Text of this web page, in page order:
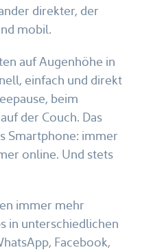
direkter, der
mobil.
auf Augenhöhe in
einfach und direkt
beim
der Couch. Das
Smartphone: immer
online. Und stets
immer mehr
in unterschiedlichen
Facebook,